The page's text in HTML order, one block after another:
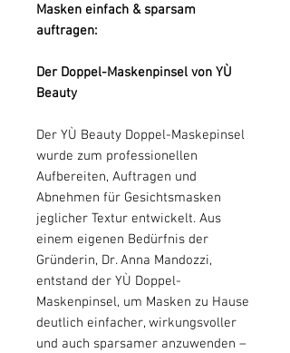
Masken einfach & sparsam
auftragen:
Der Doppel-Maskenpinsel von YÙ
Beauty
Der YÙ Beauty Doppel-Maskepinsel
wurde zum professionellen
Aufbereiten, Auftragen und
Abnehmen für Gesichtsmasken
jeglicher Textur entwickelt. Aus
einem eigenen Bedürfnis der
Gründerin, Dr. Anna Mandozzi,
entstand der YÙ Doppel-
Maskenpinsel, um Masken zu Hause
deutlich einfacher, wirkungsvoller
und auch sparsamer anzuwenden –